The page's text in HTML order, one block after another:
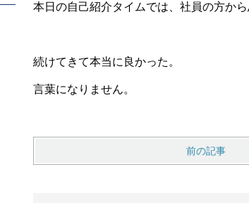
本日の自己紹介タイムでは、社員の方か
続けてきて本当に良かった。
言葉になりません。
前の記事